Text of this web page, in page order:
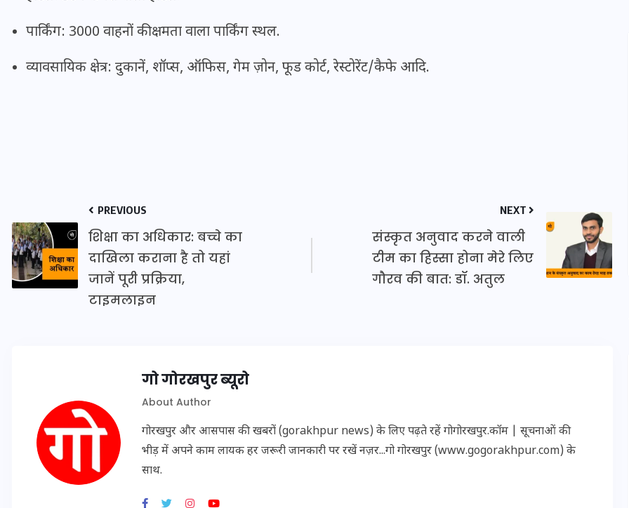
पार्किंग: 3000 वाहनों की क्षमता वाला पार्किंग स्थल.
व्यावसायिक क्षेत्र: दुकानें, शॉप्स, ऑफिस, गेम ज़ोन, फूड कोर्ट, रेस्टोरेंट/कैफे आदि.
PREVIOUS
शिक्षा का अधिकार: बच्चे का
दाखिला कराना है तो यहां
जानें पूरी प्रक्रिया,
टाइमलाइन
NEXT
संस्कृत अनुवाद करने वाली
टीम का हिस्सा होना मेरे लिए
गौरव की बात: डॉ. अतुल
गो गोरखपुर ब्यूरो
About Author
गोरखपुर और आसपास की खबरों (gorakhpur news) के लिए पढ़ते रहें गोगोरखपुर.कॉम | सूचनाओं की
भीड़ में अपने काम लायक हर जरूरी जानकारी पर रखें नज़र...गो गोरखपुर (www.gogorakhpur.com) के
साथ.
अगस्त से 31 अगस्त)